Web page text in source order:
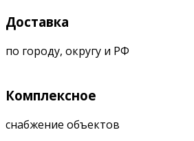
Доставка
по городу, округу и РФ
Комплексное
снабжение объектов